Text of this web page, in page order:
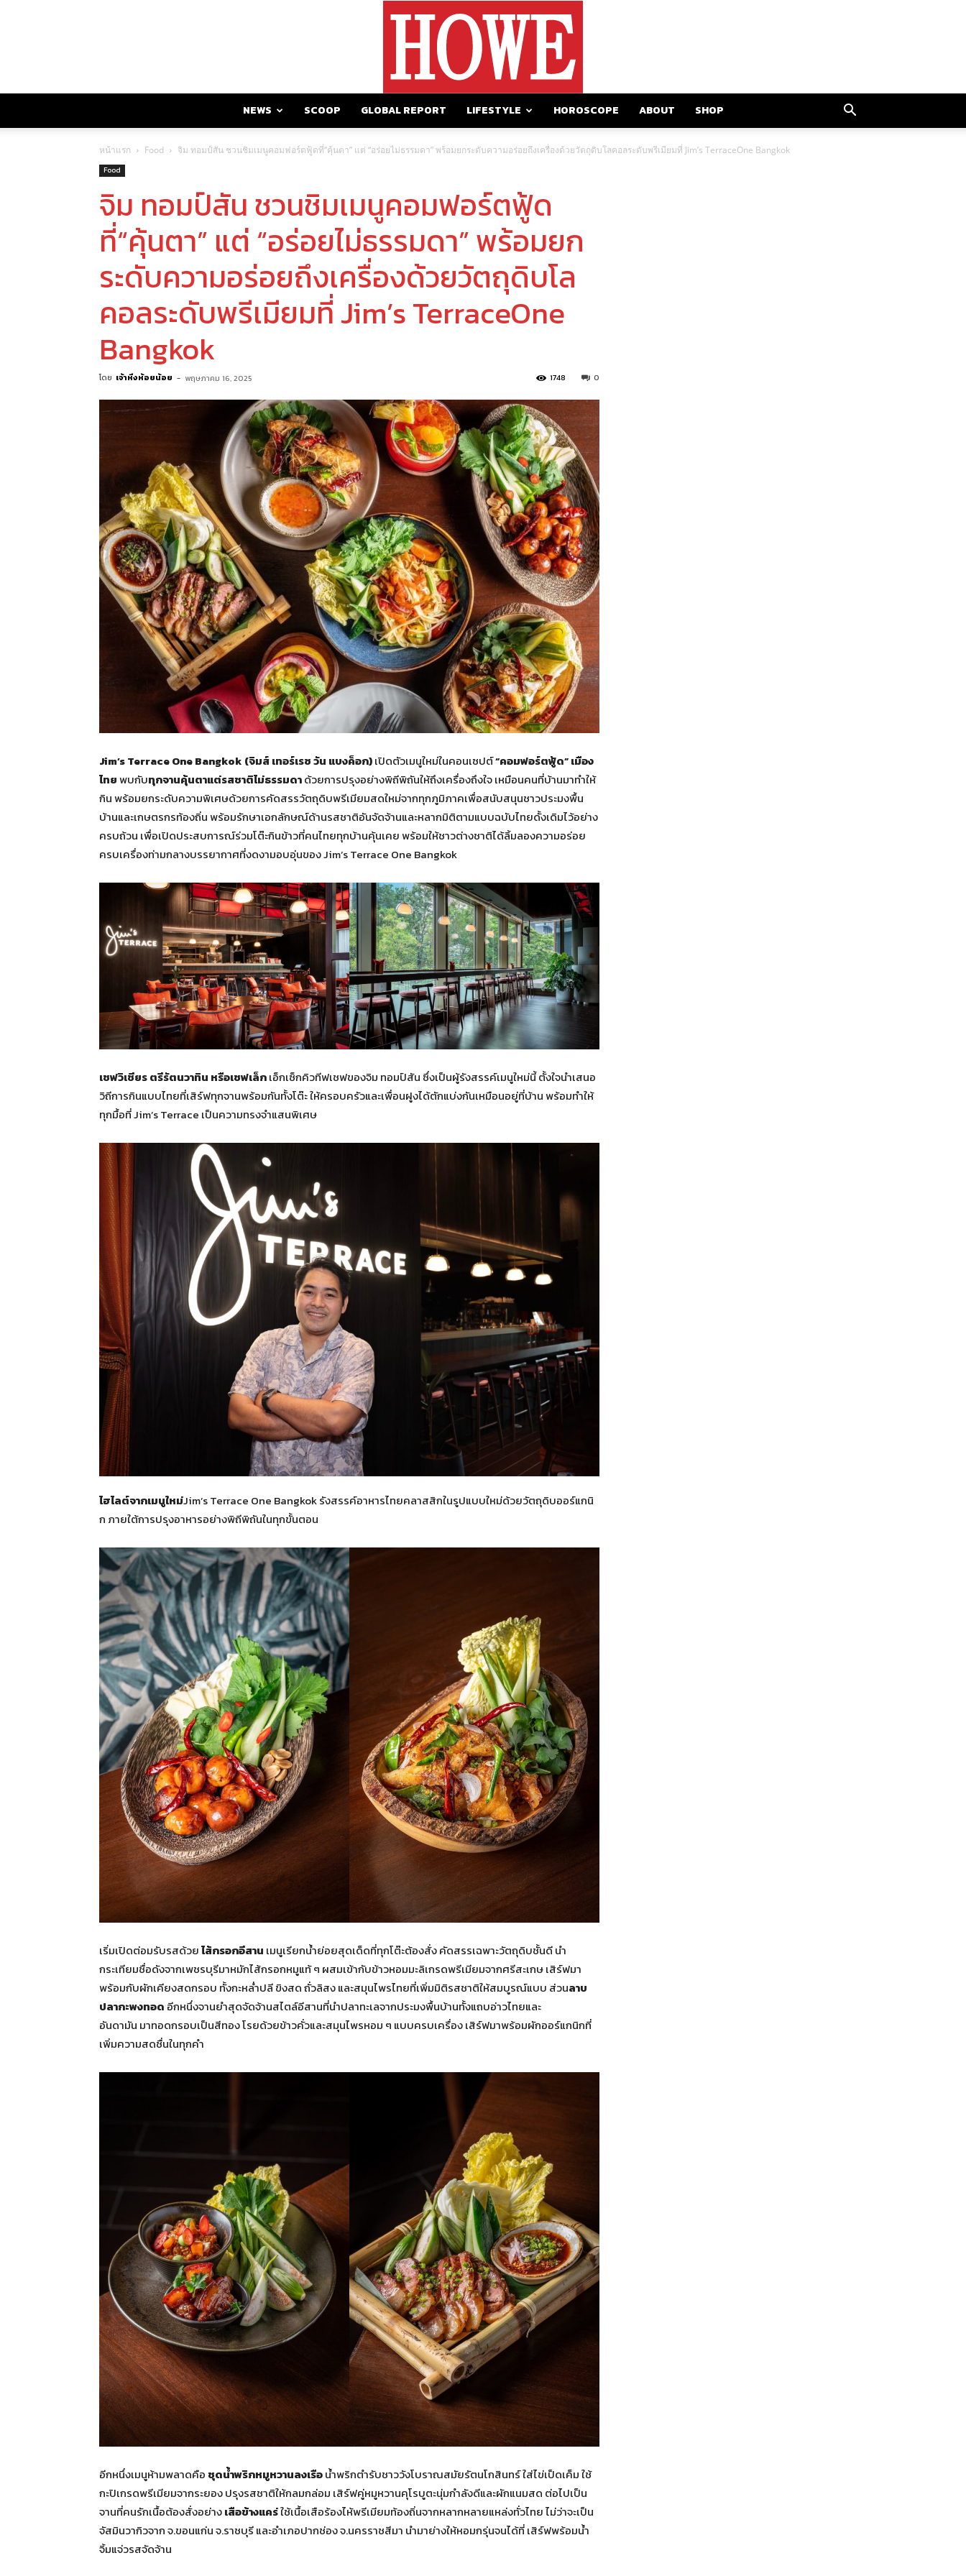
NEWS SCOOP GLOBAL REPORT LIFESTYLE HOROSCOPE ABOUT SHOP
หน้าแรก Food จิม ทอมป์สัน ชวนชิมเมนูคอมฟอร์ตฟู้ดที่“คุ้นตา” แต่ “อร่อยไม่ธรรมดา” พร้อมยกระดับความอร่อยถึงเครื่องด้วยวัตถุดิบโลคอลระดับพรีเมียมที่ Jim’s TerraceOne Bangkok
Food
จิม ทอมป์สัน ชวนชิมเมนูคอมฟอร์ตฟู้ด
ที่“คุ้นตา” แต่ “อร่อยไม่ธรรมดา” พร้อมยก
ระดับความอร่อยถึงเครื่องด้วยวัตถุดิบโล
คอลระดับพรีเมียมที่ Jim’s TerraceOne
Bangkok
โดย เจ้าหิ่งห้อยน้อย - พฤษภาคม 16, 2025 0
1748
Jim’s Terrace One Bangkok (จิมส์ เทอร์เรซ วัน แบงค็อก)เปิดตัวเมนูใหม่ในคอนเซปต์“คอมฟอร์ตฟู้ด” เมือง
ไทยพบกับทุกจานคุ้นตาแต่รสชาติไม่ธรรมดาด้วยการปรุงอย่างพิถีพิถันให้ถึงเครื่องถึงใจ เหมือนคนที่บ้านมาทำให้
กิน พร้อมยกระดับความพิเศษด้วยการคัดสรรวัตถุดิบพรีเมียมสดใหม่จากทุกภูมิภาคเพื่อสนับสนุนชาวประมงพื้น
บ้านและเกษตรกรท้องถิ่น พร้อมรักษาเอกลักษณ์ด้านรสชาติอันจัดจ้านและหลากมิติตามแบบฉบับไทยดั้งเดิมไว้อย่าง
ครบถ้วน เพื่อเปิดประสบการณ์ร่วมโต๊ะกินข้าวที่คนไทยทุกบ้านคุ้นเคย พร้อมให้ชาวต่างชาติได้ลิ้มลองความอร่อย
ครบเครื่องท่ามกลางบรรยากาศที่งดงามอบอุ่นของ Jim’s Terrace One Bangkok
เชฟวิเชียร ตรีรัตนวาทิน หรือเชฟเล็กเอ็กเซ็กคิวทีฟเชฟของจิม ทอมป์สัน ซึ่งเป็นผู้รังสรรค์เมนูใหม่นี้ ตั้งใจนำเสนอ
วิถีการกินแบบไทยที่เสิร์ฟทุกจานพร้อมกันทั้งโต๊ะ ให้ครอบครัวและเพื่อนฝูงได้ตักแบ่งกันเหมือนอยู่ที่บ้าน พร้อมทำให้
ทุกมื้อที่ Jim’s Terrace เป็นความทรงจำแสนพิเศษ
ไฮไลต์จากเมนูใหม่Jim’s Terrace One Bangkok รังสรรค์อาหารไทยคลาสสิกในรูปแบบใหม่ด้วยวัตถุดิบออร์แกนิ
ก ภายใต้การปรุงอาหารอย่างพิถีพิถันในทุกขั้นตอน
เริ่มเปิดต่อมรับรสด้วยไส้กรอกอีสาน เมนูเรียกน้ำย่อยสุดเด็ดที่ทุกโต๊ะต้องสั่ง คัดสรรเฉพาะวัตถุดิบชั้นดี นำ
กระเทียมชื่อดังจากเพชรบุรีมาหมักไส้กรอกหมูแท้ ๆ ผสมเข้ากับข้าวหอมมะลิเกรดพรีเมียมจากศรีสะเกษ เสิร์ฟมา
พร้อมกับผักเคียงสดกรอบ ทั้งกะหล่ำปลี ขิงสด ถั่วลิสง และสมุนไพรไทยที่เพิ่มมิติรสชาติให้สมบูรณ์แบบ ส่วนลาบ
ปลากะพงทอด อีกหนึ่งจานยำสุดจัดจ้านสไตล์อีสานที่นำปลาทะเลจากประมงพื้นบ้านทั้งแถบอ่าวไทยและ
อันดามัน มาทอดกรอบเป็นสีทอง โรยด้วยข้าวคั่วและสมุนไพรหอม ๆ แบบครบเครื่อง เสิร์ฟมาพร้อมผักออร์แกนิกที่
เพิ่มความสดชื่นในทุกคำ
อีกหนึ่งเมนูห้ามพลาดคือชุดน้ำพริกหมูหวานลงเรือน้ำพริกตำรับชาววังโบราณสมัยรัตนโกสินทร์ ใส่ไข่เป็ดเค็ม ใช้
กะปิเกรดพรีเมียมจากระยอง ปรุงรสชาติให้กลมกล่อม เสิร์ฟคู่หมูหวานคุโรบูตะนุ่มกำลังดีและผักแนมสด ต่อไปเป็น
จานที่คนรักเนื้อต้องสั่งอย่างเสือข้างแคร่ใช้เนื้อเสือร้องไห้พรีเมียมท้องถิ่นจากหลากหลายแหล่งทั่วไทย ไม่ว่าจะเป็น
จัสมินวากิวจาก จ.ขอนแก่น จ.ราชบุรี และอำเภอปากช่อง จ.นครราชสีมา นำมาย่างให้หอมกรุ่นจนได้ที่ เสิร์ฟพร้อมน้ำ
จิ้มแจ่วรสจัดจ้าน